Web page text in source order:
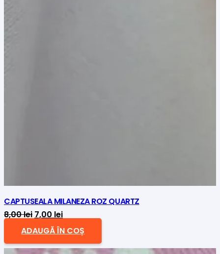
CAPTUSEALA MILANEZA ROZ QUARTZ
8,00lei Prețul
inițial
a
7,00 leiPrețul
curent
este:
ADAUGĂ ÎN COȘ